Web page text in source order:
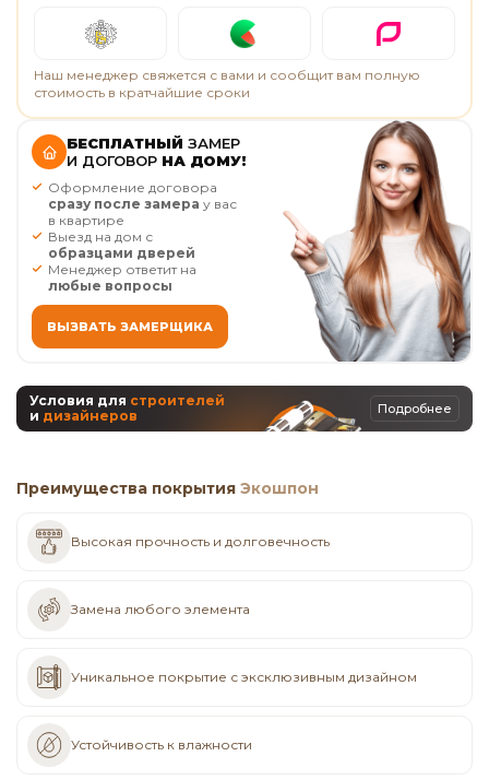
Наш менеджер свяжется с вами и сообщит вам полную
стоимость в кратчайшие сроки
БЕСПЛАТНЫЙ ЗАМЕР
И ДОГОВОР НА ДОМУ!
Оформление договора
сразу после замера у вас
в квартире
Выезд на дом с
образцами дверей
Менеджер ответит на
любые вопросы
ВЫЗВАТЬ ЗАМЕРЩИКА
Условия для строителей
и дизайнеров Подробнее
Преимущества покрытия Экошпон
Высокая прочность и долговечность
Замена любого элемента
Уникальное покрытие с эксклюзивным дизайном
Устойчивость к влажности